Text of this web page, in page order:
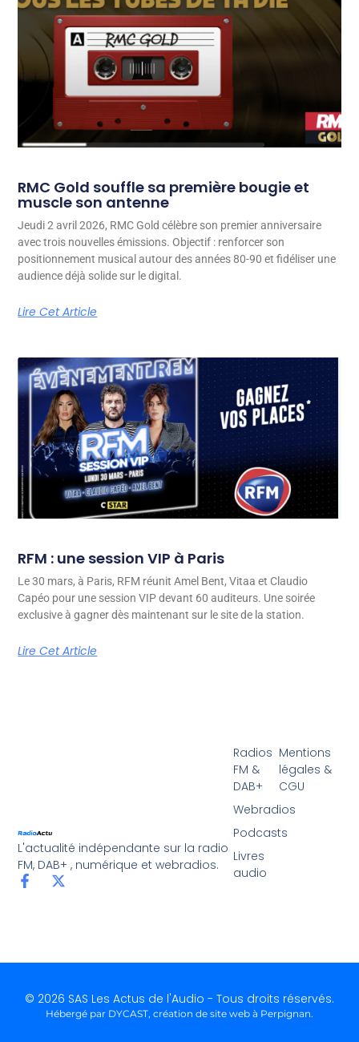
RMC Gold souffle sa première bougie et
muscle son antenne
Jeudi 2 avril 2026, RMC Gold célèbre son premier anniversaire
avec trois nouvelles émissions. Objectif : renforcer son
positionnement musical autour des années 80-90 et fidéliser une
audience déjà solide sur le digital.
Lire Cet Article
RFM : une session VIP à Paris
Le 30 mars, à Paris, RFM réunit Amel Bent, Vitaa et Claudio
Capéo pour une session VIP devant 60 auditeurs. Une soirée
exclusive à gagner dès maintenant sur le site de la station.
Lire Cet Article
L'actualité indépendante sur la radio
FM, DAB+ , numérique et webradios.
Radios
FM &
DAB+
Webradios
Podcasts
Livres
audio
Mentions
légales &
CGU
© 2026 SAS Les Actus de l'Audio - Tous droits réservés.
Hébergé par DYCAST, création de site web à Perpignan.